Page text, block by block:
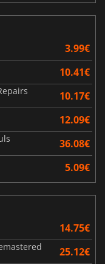
3.99€
10.41€
10.17€
12.09€
36.08€
5.09€
14.75€
25.12€